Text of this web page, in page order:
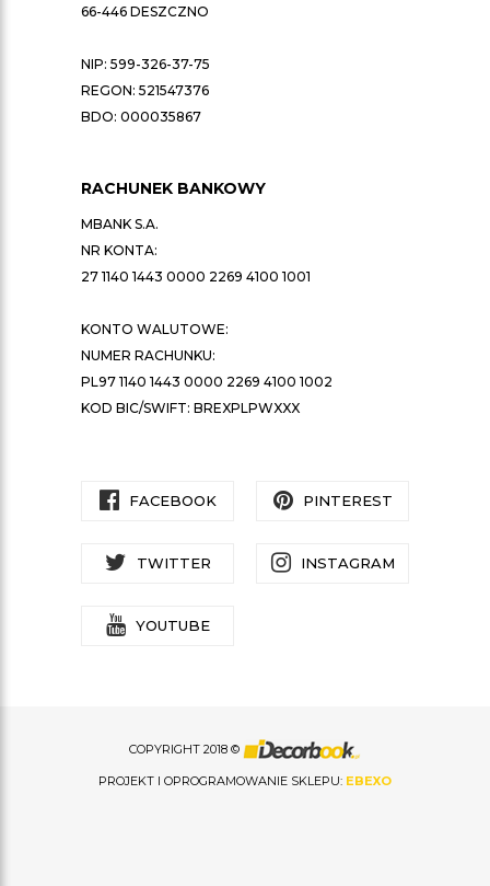
66-446 DESZCZNO
NIP: 599-326-37-75
REGON: 521547376
BDO: 000035867
RACHUNEK BANKOWY
MBANK S.A.
NR KONTA:
27 1140 1443 0000 2269 4100 1001
KONTO WALUTOWE:
NUMER RACHUNKU:
PL97 1140 1443 0000 2269 4100 1002
KOD BIC/SWIFT: BREXPLPWXXX
FACEBOOK PINTEREST
TWITTER INSTAGRAM
YOUTUBE
COPYRIGHT 2018 ©
PROJEKT I OPROGRAMOWANIE SKLEPU: EBEXO